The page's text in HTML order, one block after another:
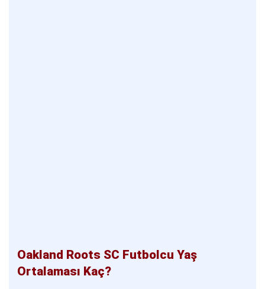
Oakland Roots SC Futbolcu Yaş
Ortalaması Kaç?